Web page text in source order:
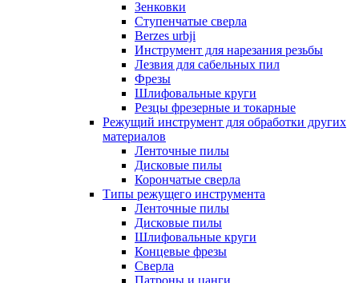
Зенковки
Ступенчатые сверла
Berzes urbji
Инструмент для нарезания резьбы
Лезвия для сабельных пил
Фрезы
Шлифовальные круги
Резцы фрезерные и токарные
Режущий инструмент для обработки других
материалов
Ленточные пилы
Дисковые пилы
Корончатые сверла
Типы режущего инструмента
Ленточные пилы
Дисковые пилы
Шлифовальные круги
Концевые фрезы
Сверла
Патроны и цанги